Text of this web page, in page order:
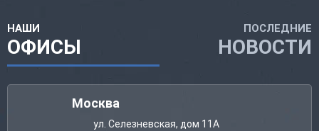
НАШИ
ОФИСЫ
ПОСЛЕДНИЕ
НОВОСТИ
Москва
ул. Селезневская, дом 11А